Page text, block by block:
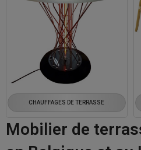
CHAUFFAGES DE TERRASSE
Mobilier de